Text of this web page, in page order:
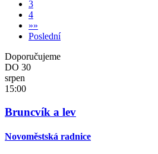
3
4
»»
Poslední
Doporučujeme
DO 30
srpen
15:00
Bruncvík a lev
Novoměstská radnice